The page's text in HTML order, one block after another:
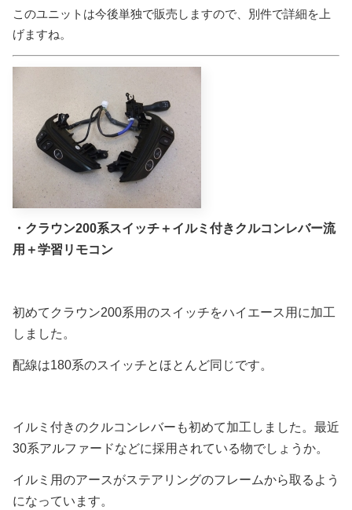
このユニットは今後単独で販売しますので、別件で詳細を上
げますね。
・クラウン200系スイッチ＋イルミ付きクルコンレバー流
用＋学習リモコン
初めてクラウン200系用のスイッチをハイエース用に加工
しました。
配線は180系のスイッチとほとんど同じです。
イルミ付きのクルコンレバーも初めて加工しました。最近
30系アルファードなどに採用されている物でしょうか。
イルミ用のアースがステアリングのフレームから取るよう
になっています。